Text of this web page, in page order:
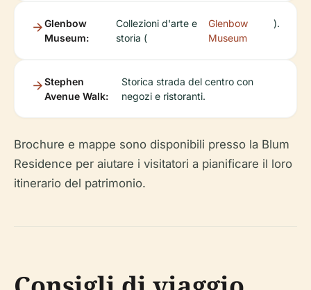
Glenbow
Museum:
Collezioni d'arte e
storia (
Glenbow
Museum
).
Stephen
Avenue Walk:
Storica strada del centro con
negozi e ristoranti.
Brochure e mappe sono disponibili presso la Blum
Residence per aiutare i visitatori a pianificare il loro
itinerario del patrimonio.